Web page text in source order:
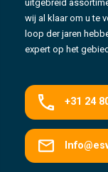
uitgebreid
wij al klaar om u te
loop der jaren
expert op het
+31 24